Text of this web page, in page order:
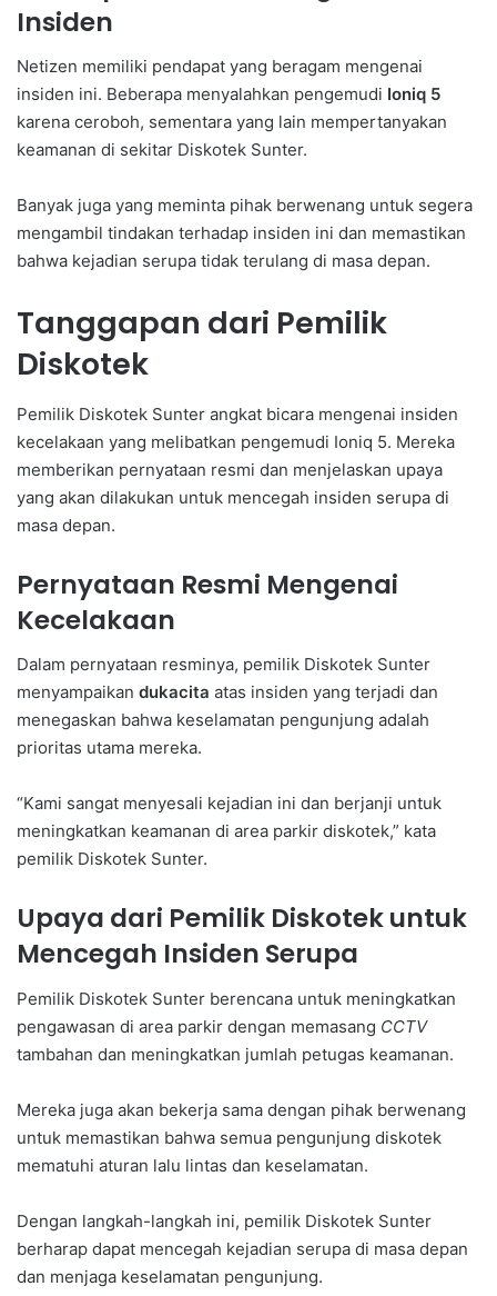
Insiden
Netizen memiliki pendapat yang beragam mengenai
insiden ini. Beberapa menyalahkan pengemudi Ioniq 5
karena ceroboh, sementara yang lain mempertanyakan
keamanan di sekitar Diskotek Sunter.
Banyak juga yang meminta pihak berwenang untuk segera
mengambil tindakan terhadap insiden ini dan memastikan
bahwa kejadian serupa tidak terulang di masa depan.
Tanggapan dari Pemilik
Diskotek
Pemilik Diskotek Sunter angkat bicara mengenai insiden
kecelakaan yang melibatkan pengemudi Ioniq 5. Mereka
memberikan pernyataan resmi dan menjelaskan upaya
yang akan dilakukan untuk mencegah insiden serupa di
masa depan.
Pernyataan Resmi Mengenai
Kecelakaan
Dalam pernyataan resminya, pemilik Diskotek Sunter
menyampaikan dukacita atas insiden yang terjadi dan
menegaskan bahwa keselamatan pengunjung adalah
prioritas utama mereka.
“Kami sangat menyesali kejadian ini dan berjanji untuk
meningkatkan keamanan di area parkir diskotek,” kata
pemilik Diskotek Sunter.
Upaya dari Pemilik Diskotek untuk
Mencegah Insiden Serupa
Pemilik Diskotek Sunter berencana untuk meningkatkan
pengawasan di area parkir dengan memasang CCTV
tambahan dan meningkatkan jumlah petugas keamanan.
Mereka juga akan bekerja sama dengan pihak berwenang
untuk memastikan bahwa semua pengunjung diskotek
mematuhi aturan lalu lintas dan keselamatan.
Dengan langkah-langkah ini, pemilik Diskotek Sunter
berharap dapat mencegah kejadian serupa di masa depan
dan menjaga keselamatan pengunjung.